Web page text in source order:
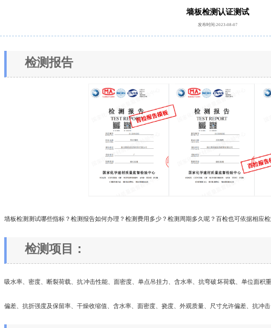
墙板检测认证测试
发布时间:2023-08-07
检测报告
墙板检测测试哪些指标？检测报告如何办理？检测费用多少？检测周期多久呢？百检也可依据相应
检测项目：
吸水率、密度、断裂荷载、抗冲击性能、面密度、单点吊挂力、含水率、抗弯破坏荷载、单位面积
偏差、抗折强度及保留率、干燥收缩值、含水率、面密度、挠度、外观质量、尺寸允许偏差、抗冲击